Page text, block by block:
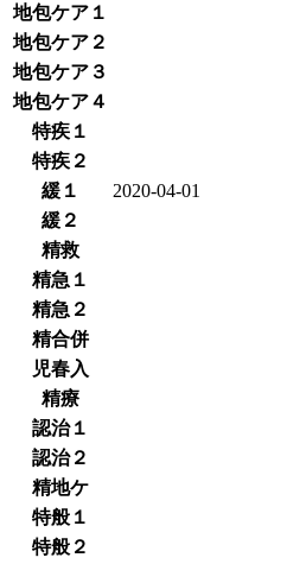
地包ケア１
地包ケア２
地包ケア３
地包ケア４
特疾１
特疾２
緩１
2020-04-01
緩２
精救
精急１
精急２
精合併
児春入
精療
認治１
認治２
精地ケ
特般１
特般２